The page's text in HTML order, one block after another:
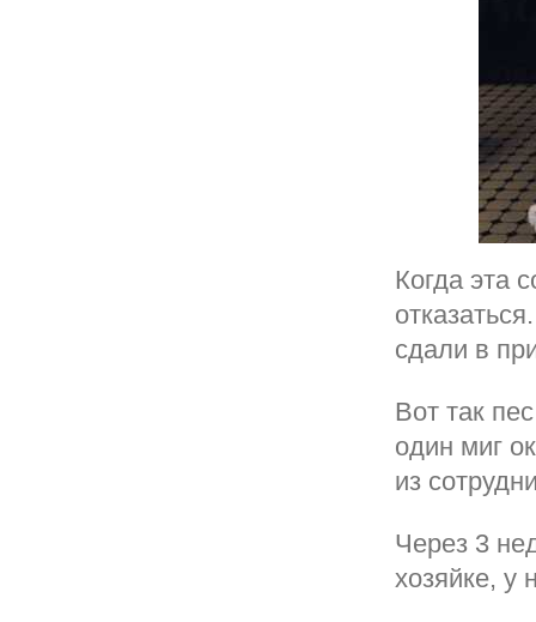
Когда эта
сдали в
Вот так
один миг
из
Через 3
хозяйке, у